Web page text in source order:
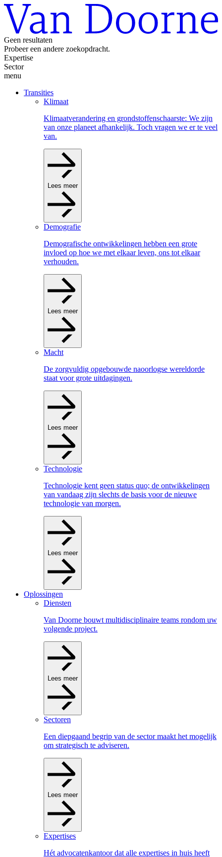
Geen resultaten
Probeer een andere zoekopdracht.
Expertise
Sector
menu
Transities
Klimaat
Klimaatverandering en grondstoffenschaarste: We zijn
van onze planeet afhankelijk. Toch vragen we er te veel
van.
Lees meer
Demografie
Demografische ontwikkelingen hebben een grote
invloed op hoe we met elkaar leven, ons tot elkaar
verhouden.
Lees meer
Macht
De zorgvuldig opgebouwde naoorlogse wereldorde
staat voor grote uitdagingen.
Lees meer
Technologie
Technologie kent geen status quo; de ontwikkelingen
van vandaag zijn slechts de basis voor de nieuwe
technologie van morgen.
Lees meer
Oplossingen
Diensten
Van Doorne bouwt multidisciplinaire teams rondom uw
volgende project.
Lees meer
Sectoren
Een diepgaand begrip van de sector maakt het mogelijk
om strategisch te adviseren.
Lees meer
Expertises
Hét advocatenkantoor dat alle expertises in huis heeft